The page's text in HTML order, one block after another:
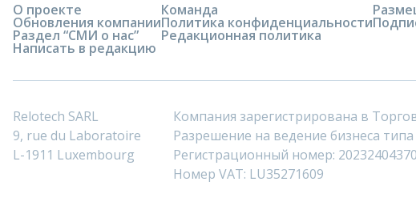
О проекте
Обновления компании
Раздел “СМИ о нас”
Написать в редакцию
Команда
Политика конфиденциальности
Редакционная политика
Relotech SARL
9, rue du Laboratoire
L-1911 Luxembourg
Компания зарегистрирована в
Разрешение на ведение бизнеса
Регистрационный номер: 20232404370
Номер VAT: LU35271609